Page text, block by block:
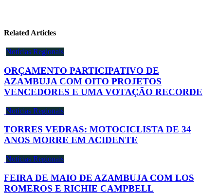
Related Articles
Notícias Regionais
ORÇAMENTO PARTICIPATIVO DE
AZAMBUJA COM OITO PROJETOS
VENCEDORES E UMA VOTAÇÃO RECORDE
Notícias Regionais
TORRES VEDRAS: MOTOCICLISTA DE 34
ANOS MORRE EM ACIDENTE
Notícias Regionais
FEIRA DE MAIO DE AZAMBUJA COM LOS
ROMEROS E RICHIE CAMPBELL